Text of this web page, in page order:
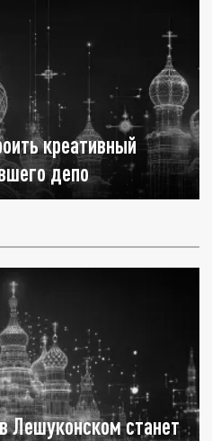
креативный
депо
Лешуконском станет